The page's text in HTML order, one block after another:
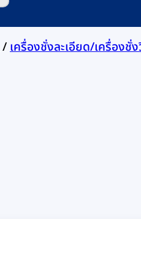
/เครื่องชั่งละเอียด/เครื่องชั่ง